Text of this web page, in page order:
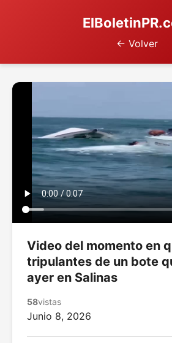
← Volver
Video del momento en
tripulantes de un bote
ayer en Salinas
58vistas
Junio 8, 2026